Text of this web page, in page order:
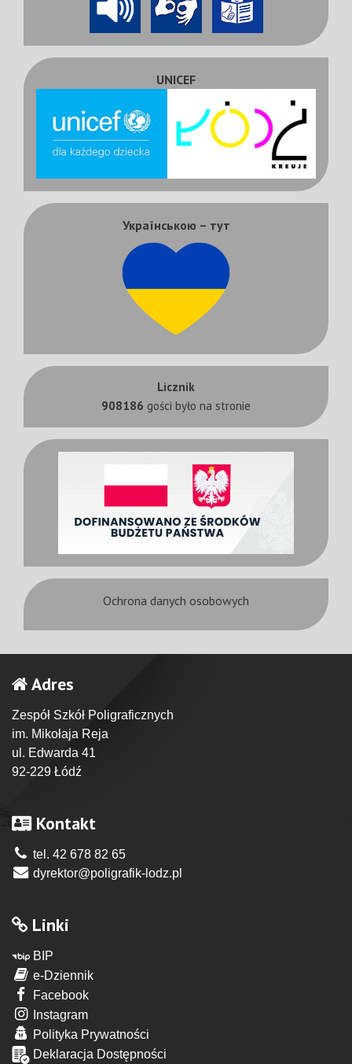
UNICEF
Українською – тут
Licznik
908186 gości było na stronie
Ochrona danych osobowych
Adres
Zespół Szkół Poligraficznych
im. Mikołaja Reja
ul. Edwarda 41
92-229 Łódź
Kontakt
tel. 42 678 82 65
dyrektor@poligrafik-lodz.pl
Linki
BIP
e-Dziennik
Facebook
Instagram
Polityka Prywatności
Deklaracja Dostępności